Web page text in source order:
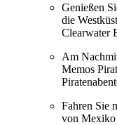
Genießen
die
Clearwater
Am
Memos
Fahren Sie
von Mexiko